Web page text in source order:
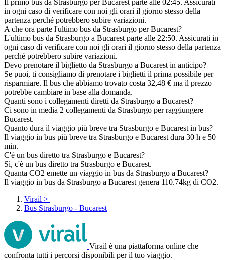
in ogni caso di verificare con noi gli orari il giorno stesso della
partenza perché potrebbero subire variazioni.
A che ora parte l'ultimo bus da Strasburgo per Bucarest?
L'ultimo bus da Strasburgo a Bucarest parte alle 22:50. Assicurati in
ogni caso di verificare con noi gli orari il giorno stesso della partenza
perché potrebbero subire variazioni.
Devo prenotare il biglietto da Strasburgo a Bucarest in anticipo?
Se puoi, ti consigliamo di prenotare i biglietti il prima possibile per
risparmiare. Il bus che abbiamo trovato costa 32,48 € ma il prezzo
potrebbe cambiare in base alla domanda.
Quanti sono i collegamenti diretti da Strasburgo a Bucarest?
Ci sono in media 2 collegamenti da Strasburgo per raggiungere
Bucarest.
Quanto dura il viaggio più breve tra Strasburgo e Bucarest in bus?
Il viaggio in bus più breve tra Strasburgo e Bucarest dura 30 h e 50
min.
C'è un bus diretto tra Strasburgo e Bucarest?
Sì, c'è un bus diretto tra Strasburgo e Bucarest.
Quanta CO2 emette un viaggio in bus da Strasburgo a Bucarest?
Il viaggio in bus da Strasburgo a Bucarest genera 110.74kg di CO2.
Virail >
Bus Strasburgo - Bucarest
Virail è una piattaforma online che
confronta tutti i percorsi disponibili per il tuo viaggio.